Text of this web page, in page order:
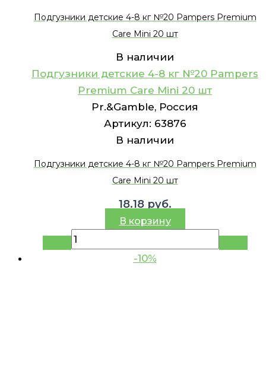
Подгузники детские 4-8 кг №20 Pampers Premium
Care Mini 20 шт
В наличии
Подгузники детские 4-8 кг №20 Pampers
Premium Care Mini 20 шт
Pr.&Gamble, Россия
Артикул: 63876
В наличии
Подгузники детские 4-8 кг №20 Pampers Premium
Care Mini 20 шт
18.18 руб.
В корзину
-10%